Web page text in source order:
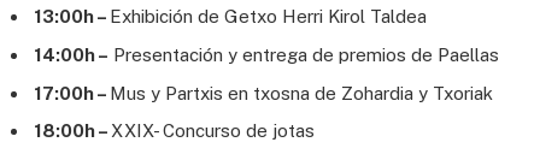
13:00h – Exhibición de Getxo Herri Kirol Taldea
14:00h – Presentación y entrega de premios de Paellas
17:00h – Mus y Partxis en txosna de Zohardia y Txoriak
18:00h – XXIX- Concurso de jotas